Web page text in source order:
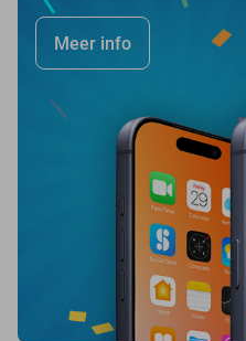
Meer info